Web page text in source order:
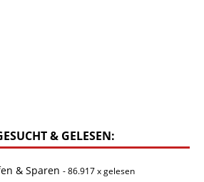
& GELESEN:
& Sparen - 86.917 x gelesen